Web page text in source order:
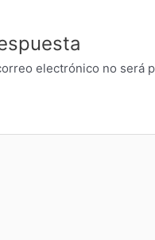
electrónico no será